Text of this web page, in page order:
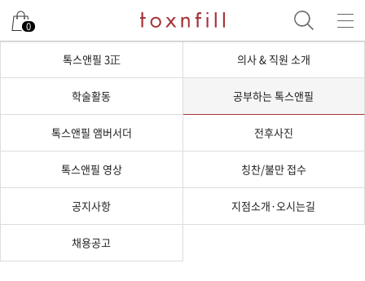
0
톡스앤필 3正 의사 & 직원 소개
학술활동 공부하는 톡스앤필
톡스앤필 앰버서더 전후사진
톡스앤필 영상 칭찬/불만 접수
공지사항 지점소개·오시는길
채용공고